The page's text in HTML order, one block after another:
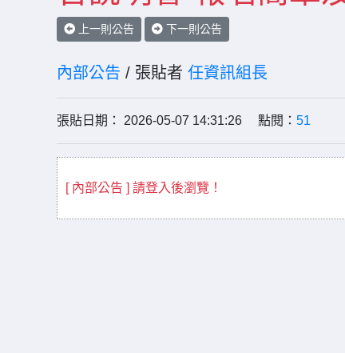
上一則公告 下一則公告
內部公告 / 張貼者 任資訊組長
張貼日期： 2026-05-07 14:31:26 點閱： 51
[ 內部公告 ] 請登入後瀏覽！